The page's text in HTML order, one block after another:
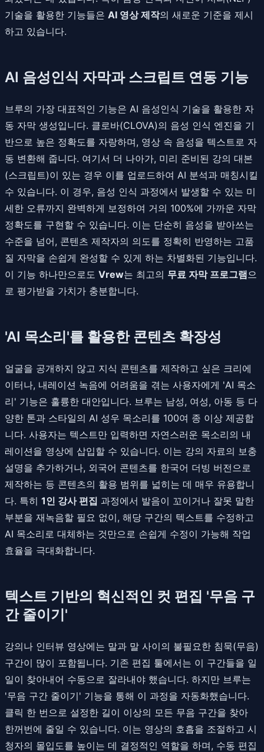
기술을 활용한 기능들은 AI 영상 제작의 새로운 기준을 제시
하고 있습니다.
AI 음성인식 자막과 스크립트 연동 기능
브루의 가장 대표적인 기능은 AI 음성인식 기술을 활용한 자
동 자막 생성입니다. 클로바(CLOVA)의 음성 인식 엔진을 기
반으로 높은 정확도를 자랑하며, 영상 속 음성을 텍스트로 자
동 변환해 줍니다. 여기서 더 나아가, 미리 준비된 강의 대본
(스크립트)이 있는 경우 이를 업로드하여 AI 분석과 매칭시킬
수 있습니다. 이 경우, 음성 인식 과정에서 발생할 수 있는 미
세한 오류까지 완벽하게 보정하여 거의 100%에 가까운 자막
정확도를 구현할 수 있습니다. 이는 단순히 음성을 받아쓰는
수준을 넘어, 콘텐츠 제작자의 의도를 정확히 반영하는 고품
질 자막을 손쉽게 완성할 수 있게 하는 차별화된 기능입니다.
이 기능 하나만으로도 Vrew는 최고의 무료 자막 프로그램으
로 평가받을 가치가 충분합니다.
'AI 목소리'를 활용한 콘텐츠 확장성
얼굴을 공개하지 않고 지식 콘텐츠를 제작하고 싶은 크리에
이터나, 내레이션 녹음에 어려움을 겪는 사용자에게 'AI 목소
리' 기능은 훌륭한 대안입니다. 브루는 남성, 여성, 아동 등 다
양한 톤과 스타일의 AI 성우 목소리를 100여 종 이상 제공합
니다. 사용자는 텍스트만 입력하면 자연스러운 목소리의 내
레이션을 영상에 삽입할 수 있습니다. 이는 강의 자료의 보충
설명을 추가하거나, 외국어 콘텐츠를 한국어 더빙 버전으로
제작하는 등 콘텐츠의 활용 범위를 넓히는 데 매우 유용합니
다. 특히 1인 강사 편집 과정에서 발음이 꼬이거나 잘못 말한
부분을 재녹음할 필요 없이, 해당 구간의 텍스트를 수정하고
AI 목소리로 대체하는 것만으로 손쉽게 수정이 가능해 작업
효율을 극대화합니다.
텍스트 기반의 혁신적인 컷 편집 '무음 구
간 줄이기'
강의나 인터뷰 영상에는 말과 말 사이의 불필요한 침묵(무음)
구간이 많이 포함됩니다. 기존 편집 툴에서는 이 구간들을 일
일이 찾아내어 수동으로 잘라내야 했습니다. 하지만 브루는
'무음 구간 줄이기' 기능을 통해 이 과정을 자동화했습니다.
클릭 한 번으로 설정한 길이 이상의 모든 무음 구간을 찾아
한꺼번에 줄일 수 있습니다. 이는 영상의 호흡을 조절하고 시
청자의 몰입도를 높이는 데 결정적인 역할을 하며, 수동 편집